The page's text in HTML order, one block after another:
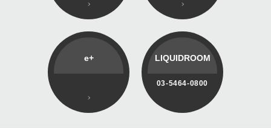
e+ LIQUIDROOM
03-5464-0800